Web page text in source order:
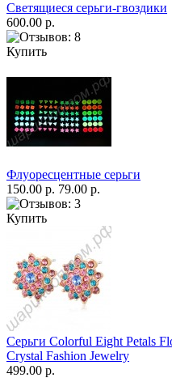
Светящиеся серьги-гвоздики
600.00 р.
Купить
Флуоресцентные серьги
150.00 р. 79.00 р.
Купить
Серьги Colorful Eight Petals
Crystal Fashion Jewelry
499.00 р.